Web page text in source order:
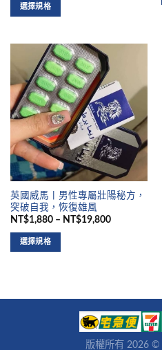
選擇規格
英國威馬丨男性專屬壯陽秘方，
突破自我，恢復雄風
NT$1,880 – NT$19,800
選擇規格
版權所有 2026 ©